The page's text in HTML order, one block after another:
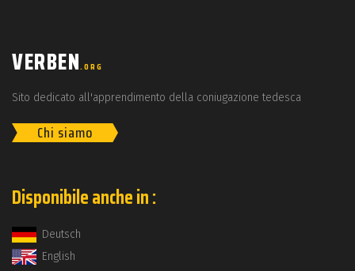
VERBEN.ORG
Sito dedicato all'apprendimento della coniugazione tedesca
Chi siamo
Disponibile anche in :
Deutsch
English